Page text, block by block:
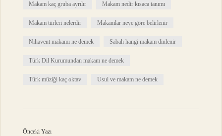
Makam kaç gruba ayrılır Makam nedir kısaca tanımı
Makam türleri nelerdir Makamlar neye göre belirlenir
Nihavent makamı ne demek Sabah hangi makam dinlenir
Türk Dil Kurumundan makam ne demek
Türk müziği kaç oktav Usul ve makam ne demek
Önceki Yazı